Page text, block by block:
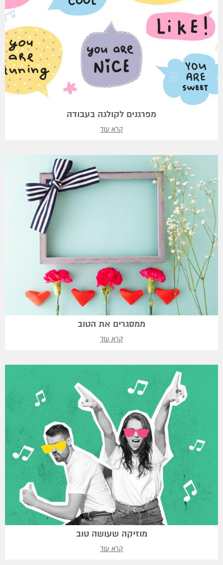
מפרגנים לקולגה בעבודה
קרא עוד
ממסגרים את הטוב
קרא עוד
מוזיקה שעושה טוב
קרא עוד